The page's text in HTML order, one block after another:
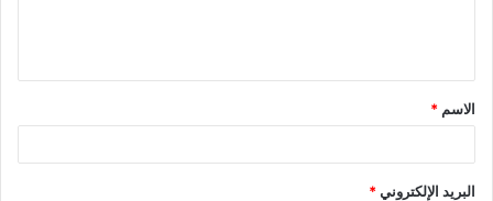
ق
*
الاسم *
البريد الإلكتروني*